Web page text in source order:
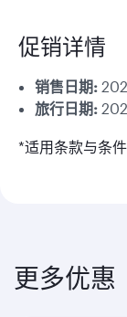
促销详情
销售日期:
旅行日期:
*适用条款与条件
更多优惠